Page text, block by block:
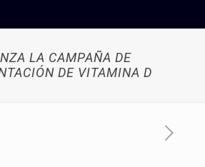
LA CAMPAÑA DE
DE VITAMINA D